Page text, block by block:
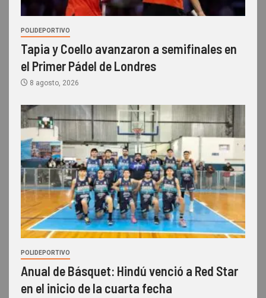
POLIDEPORTIVO
Tapia y Coello avanzaron a semifinales en
el Primer Pádel de Londres
8 agosto, 2026
POLIDEPORTIVO
Anual de Básquet: Hindú venció a Red Star
en el inicio de la cuarta fecha